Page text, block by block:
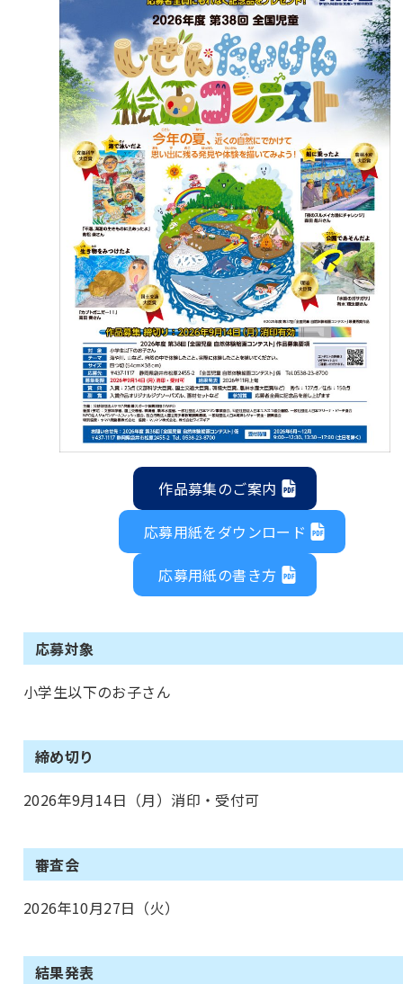
作品募集のご案内
応募用紙をダウンロード
応募用紙の書き方
応募対象
小学生以下のお子さん
締め切り
2026年9月14日（月）消印・受付可
審査会
2026年10月27日（火）
結果発表